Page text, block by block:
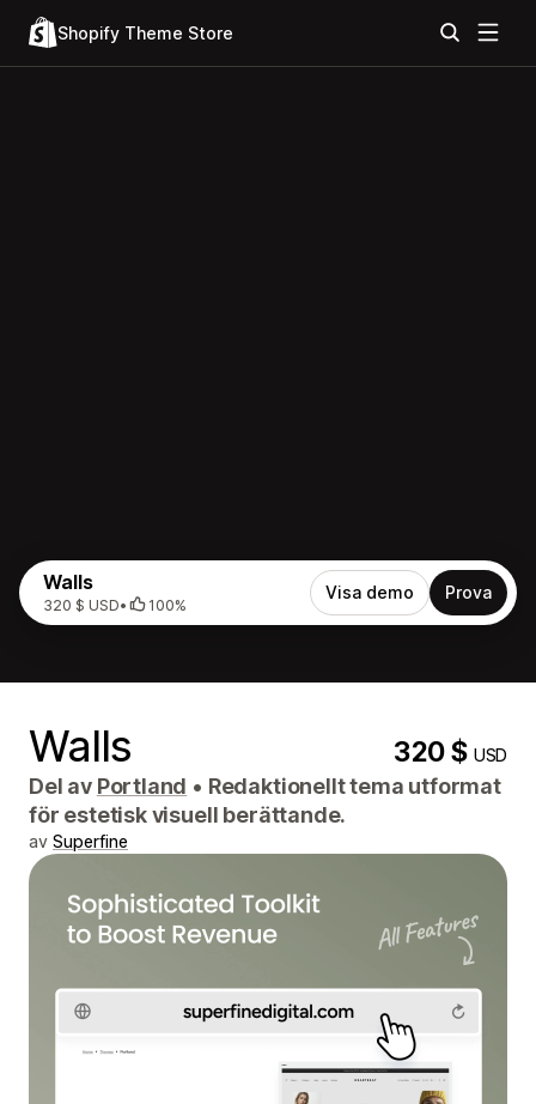
Shopify Theme Store
Walls
320 $ USD• 100%
Visa demo Prova
Walls 320 $USD
Del av Portland • Redaktionellt tema utformat
för estetisk visuell berättande.
av Superfine